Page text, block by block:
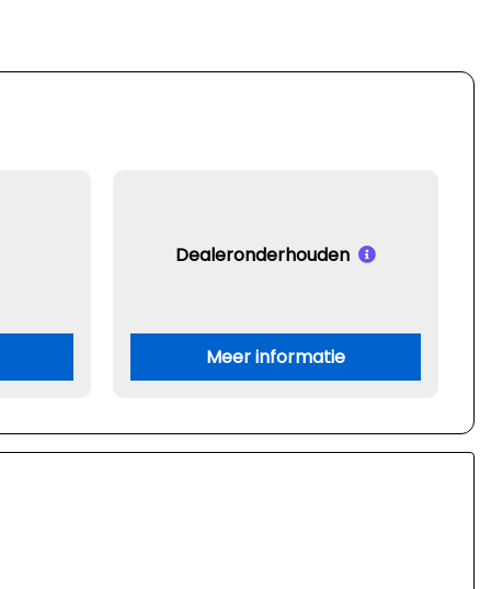
Dealeronderhouden
Meer informatie